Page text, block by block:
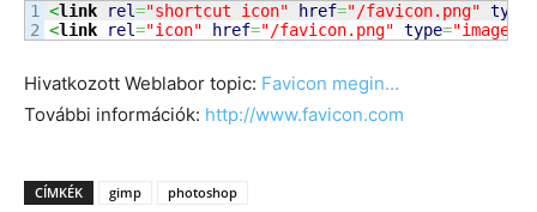
1
<link rel="shortcut icon" href="/favicon.png" type
<link rel="icon" href="/favicon.png" type="image/
Hivatkozott Weblabor topic: Favicon megin…
További információk: http://www.favicon.com
CÍMKÉK gimp photoshop